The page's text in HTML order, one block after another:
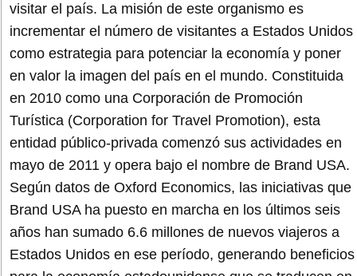
visitar el país. La misión de este organismo es
incrementar el número de visitantes a Estados Unidos
como estrategia para potenciar la economía y poner
en valor la imagen del país en el mundo. Constituida
en 2010 como una Corporación de Promoción
Turística (Corporation for Travel Promotion), esta
entidad público-privada comenzó sus actividades en
mayo de 2011 y opera bajo el nombre de Brand USA.
Según datos de Oxford Economics, las iniciativas que
Brand USA ha puesto en marcha en los últimos seis
años han sumado 6.6 millones de nuevos viajeros a
Estados Unidos en ese período, generando beneficios